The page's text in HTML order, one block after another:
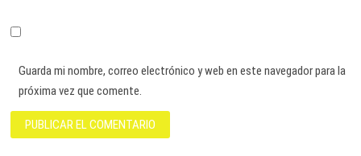
Guarda mi nombre, correo electrónico y web en este navegador para la
próxima vez que comente.